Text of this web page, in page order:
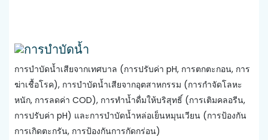
การบำบัดน้ำ
การบำบัดน้ำเสียจากเทศบาล (การปรับค่า pH, การตกตะกอน, การ
ฆ่าเชื้อโรค), การบำบัดน้ำเสียจากอุตสาหกรรม (การกำจัดโลหะ
หนัก, การลดค่า COD), การทำน้ำดื่มให้บริสุทธิ์ (การเติมคลอรีน,
การปรับค่า pH) และการบำบัดน้ำหล่อเย็นหมุนเวียน (การป้องกัน
การเกิดตะกรัน, การป้องกันการกัดกร่อน)